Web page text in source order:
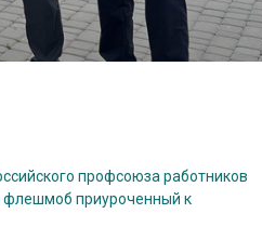
профсоюза работников
флешмоб приуроченный к